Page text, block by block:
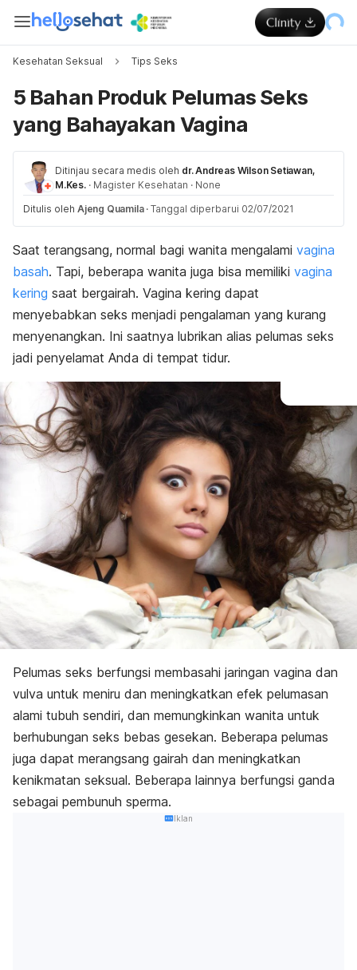
Kesehatan Seksual Tips Seks
5 Bahan Produk Pelumas Seks
yang Bahayakan Vagina
Ditinjau secara medis oleh dr. Andreas Wilson Setiawan,
M.Kes. · Magister Kesehatan · None
Ditulis oleh Ajeng Quamila · Tanggal diperbarui 02/07/2021
Saat terangsang, normal bagi wanita mengalami vagina
basah. Tapi, beberapa wanita juga bisa memiliki vagina
kering saat bergairah. Vagina kering dapat
menyebabkan seks menjadi pengalaman yang kurang
menyenangkan. Ini saatnya lubrikan alias pelumas seks
jadi penyelamat Anda di tempat tidur.
Pelumas seks berfungsi membasahi jaringan vagina dan
vulva untuk meniru dan meningkatkan efek pelumasan
alami tubuh sendiri, dan memungkinkan wanita untuk
berhubungan seks bebas gesekan. Beberapa pelumas
juga dapat merangsang gairah dan meningkatkan
kenikmatan seksual. Beberapa lainnya berfungsi ganda
sebagai pembunuh sperma.
Iklan